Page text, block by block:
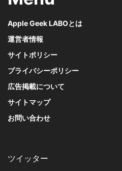
Apple Geek LABOとは
運営者情報
サイトポリシー
プライバシーポリシー
広告掲載について
サイトマップ
お問い合わせ